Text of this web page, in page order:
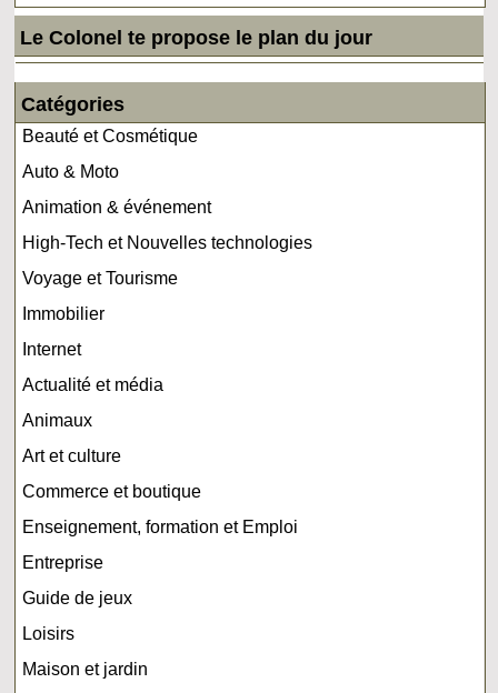
Le Colonel te propose le plan du jour
Catégories
Beauté et Cosmétique
Auto & Moto
Animation & événement
High-Tech et Nouvelles technologies
Voyage et Tourisme
Immobilier
Internet
Actualité et média
Animaux
Art et culture
Commerce et boutique
Enseignement, formation et Emploi
Entreprise
Guide de jeux
Loisirs
Maison et jardin